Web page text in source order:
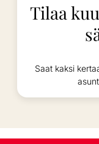
Tilaa
Saat kaksi